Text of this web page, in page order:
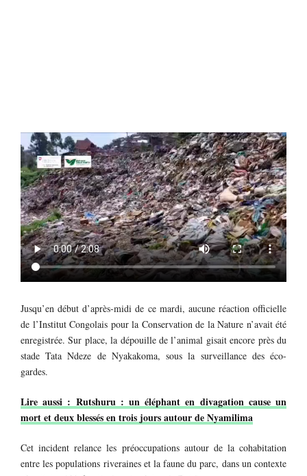
Jusqu’en début d’après-midi de ce mardi, aucune réaction officielle
de l’Institut Congolais pour la Conservation de la Nature n’avait été
enregistrée. Sur place, la dépouille de l’animal gisait encore près du
stade Tata Ndeze de Nyakakoma, sous la surveillance des éco-
gardes.
Lire aussi : Rutshuru : un éléphant en divagation cause un
mort et deux blessés en trois jours autour de Nyamilima
Cet incident relance les préoccupations autour de la cohabitation
entre les populations riveraines et la faune du parc, dans un contexte